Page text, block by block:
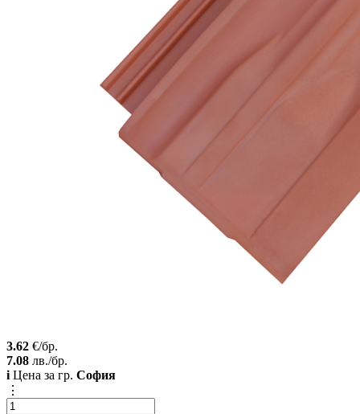
3.62 €/бр.
7.08 лв./бр.
i Цена за гр. София
⋮